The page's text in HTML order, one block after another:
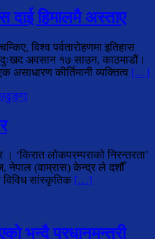
दाई हिमालमै अस्ताए
विश्व पर्वतारोहणमा इतिहास
दुःखद अवसान १७ साउन, काठमाडौं।
असाधारण कीर्तिमानी व्यक्तित्व […]
‘किरात लोकपरम्पराको निरन्तरता’
नेपाल (वाम्रास) केन्द्र ले दशौँ
विविध सांस्कृतिक […]
भन्दै प्रधानमन्त्री